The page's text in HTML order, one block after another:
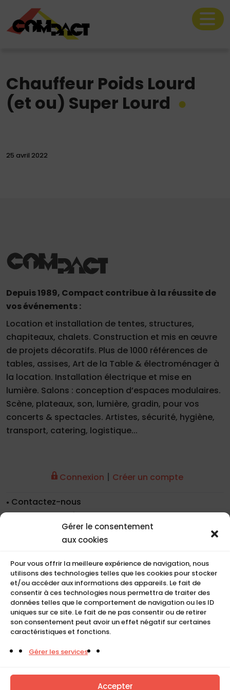
Gérer le consentement
aux cookies
Pour vous offrir la meilleure expérience de navigation, nous
utilisons des technologies telles que les cookies pour stocker
et/ou accéder aux informations des appareils. Le fait de
consentir à ces technologies nous permettra de traiter des
données telles que le comportement de navigation ou les ID
uniques sur ce site. Le fait de ne pas consentir ou de retirer
son consentement peut avoir un effet négatif sur certaines
caractéristiques et fonctions.
Gérer les services
Accepter
Chauffeur Poids Lourd
(et ou) Super Lourd
25 avril 2022
Depuis 1989, Compact contribue à la réussite de
vos événements :
Location et installation de tentes, structures,
chapiteaux, chalets. Construction et mis en œuvre
de projets décoratifs. Plus de 1000 références de
tables, assises, Art de la Table & électroménager à
la location. Installation électrique et mise en
lumière. Salons : conception d’espaces modulaires.
Scène, plateaux, son, lumière, gradin, pour vos
concerts & spectacles. Artistes, sécurité, hygiène,
transport, catering, logistique...
Connexion | Créer un compte
Contactez-nous
Nos coordonnées
Nos références
Recrutement
CGU
Mentions légales
Politique de cookies (UE)
COMPACT
5, Rue Ambroise Croizat
95195 BP30523
Goussainville Cedex Val d’Oise France.
Le catalogue location
Nos prestations
Demande
de
devis
01
34
04
76
50 |